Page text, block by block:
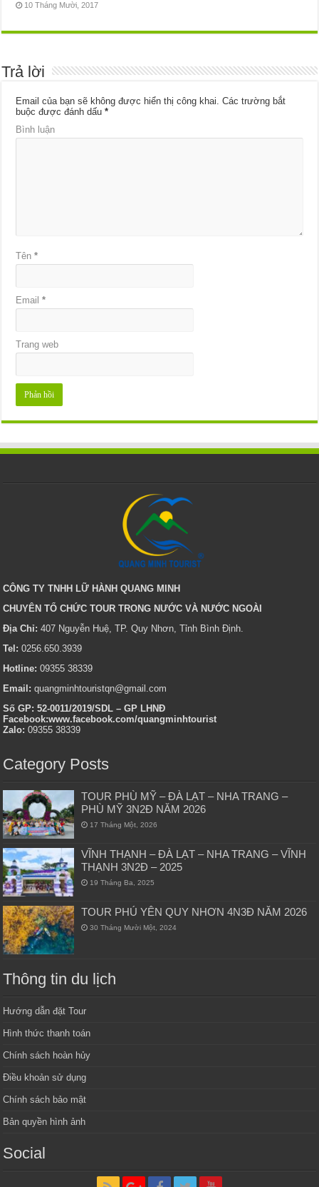
10 Tháng Mười, 2017
Trả lời
Email của bạn sẽ không được hiển thị công khai. Các trường bắt
buộc được đánh dấu*
Bình luận
Tên*
Email*
Trang web
CÔNG TY TNHH LỮ HÀNH QUANG MINH
CHUYÊN TỔ CHỨC TOUR TRONG NƯỚC VÀ NƯỚC NGOÀI
Địa Chỉ: 407 Nguyễn Huệ, TP. Quy Nhơn, Tỉnh Bình Định.
Tel: 0256.650.3939
Hotline: 09355 38339
Email:quangminhtouristqn@gmail.com
Số GP: 52-0011/2019/SDL – GP LHNĐ
Facebook:www.facebook.com/quangminhtourist
Zalo: 09355 38339
Category Posts
TOUR PHÙ MỸ – ĐÀ LẠT – NHA TRANG –
PHÙ MỸ 3N2Đ NĂM 2026
17 Tháng Một, 2026
VĨNH THẠNH – ĐÀ LẠT – NHA TRANG – VĨNH
THẠNH 3N2Đ – 2025
19 Tháng Ba, 2025
TOUR PHÚ YÊN QUY NHƠN 4N3Đ NĂM 2026
30 Tháng Mười Một, 2024
Thông tin du lịch
Hướng dẫn đặt Tour
Hình thức thanh toán
Chính sách hoàn hủy
Điều khoản sử dụng
Chính sách bảo mật
Bản quyền hình ảnh
Social